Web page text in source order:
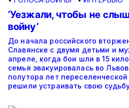
‘Уезжали, чтобы не
войну’
До начала российского
Славянске с двумя детьми и
апреле, когда бои шли в 15
семья эвакуировалась во
полутора лет
решили устраивать свою